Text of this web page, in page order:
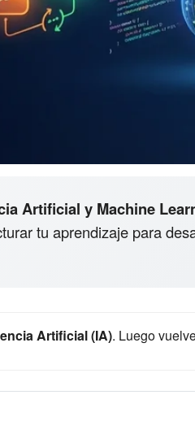
Artificial y Machine
tu aprendizaje para
Artificial (IA). Luego